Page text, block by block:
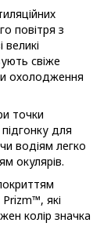
повітря з
свіже
охолодження
точки
для
водіям легко
окулярів.
які
колір значка